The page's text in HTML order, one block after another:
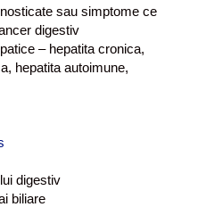
sau simptome ce
digestiv
– hepatita cronica,
hepatita autoimune,
digestiv
biliare